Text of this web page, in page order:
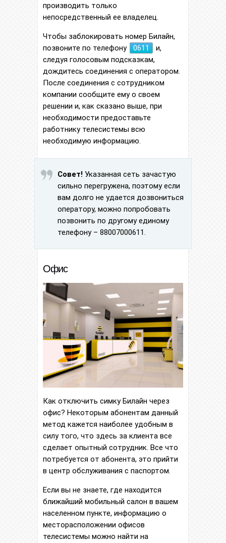
производить только
непосредственный ее владелец.
Чтобы заблокировать номер Билайн,
позвоните по телефону
0611
и,
следуя голосовым подсказкам,
дождитесь соединения с оператором.
После соединения с сотрудником
компании сообщите ему о своем
решении и, как сказано выше, при
необходимости предоставьте
работнику телесистемы всю
необходимую информацию.
Совет! Указанная сеть зачастую
сильно перегружена, поэтому если
вам долго не удается дозвониться
оператору, можно попробовать
позвонить по другому единому
телефону – 88007000611.
Офис
Как отключить симку Билайн через
офис? Некоторым абонентам данный
метод кажется наиболее удобным в
силу того, что здесь за клиента все
сделает опытный сотрудник. Все что
потребуется от абонента, это прийти
в центр обслуживания с паспортом.
Если вы не знаете, где находится
ближайший мобильный салон в вашем
населенном пункте, информацию о
месторасположении офисов
телесистемы можно найти на